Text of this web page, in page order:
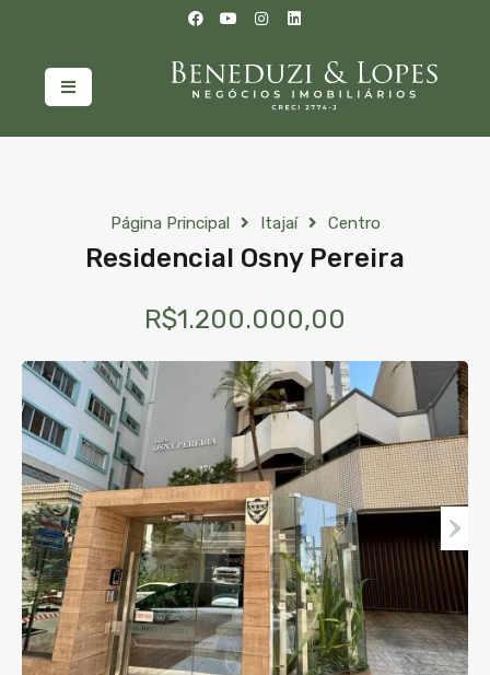
Página Principal Itajaí Centro
Residencial Osny Pereira
R$1.200.000,00